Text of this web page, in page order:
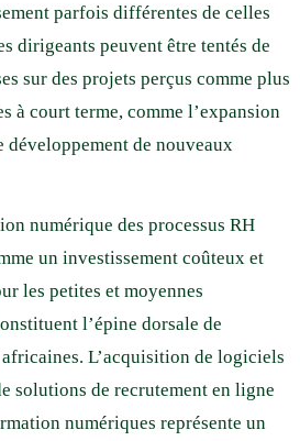
parfois différentes de celles
dirigeants peuvent être tentés de
sur des projets perçus comme plus
à court terme, comme l’expansion
de nouveaux
numérique des processus RH
un investissement coûteux et
les petites et moyennes
l’épine dorsale de
L’acquisition de logiciels
solutions de recrutement en ligne
numériques représente un